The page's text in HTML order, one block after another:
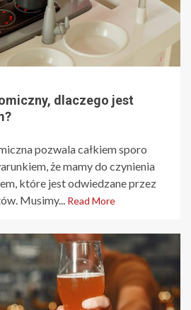
dlaczego jest
pozwala całkiem sporo
że mamy do czynienia
które jest odwiedzane przez
Musimy... Read More